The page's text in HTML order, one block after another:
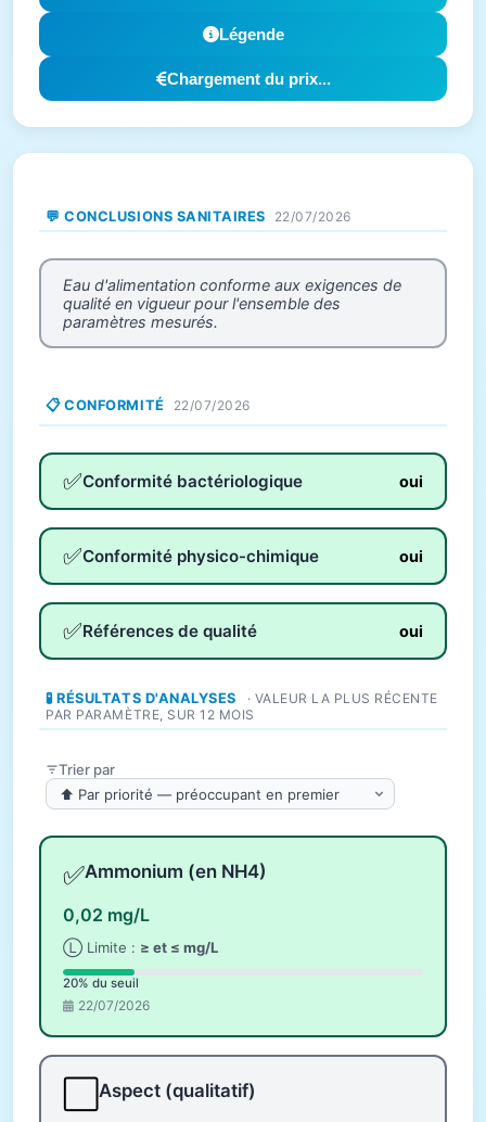
Légende
Chargement du prix...
💬 CONCLUSIONS SANITAIRES 22/07/2026
Eau d'alimentation conforme aux exigences de
qualité en vigueur pour l'ensemble des
paramètres mesurés.
📋 CONFORMITÉ 22/07/2026
✅Conformité bactériologique oui
✅Conformité physico-chimique oui
✅Références de qualité oui
🧪 RÉSULTATS D'ANALYSES
· VALEUR LA PLUS RÉCENTE
PAR PARAMÈTRE, SUR 12 MOIS
Trier par
✅Ammonium (en NH4)
0,02 mg/L
Ⓛ Limite : ≥ et ≤ mg/L
20% du seuil
22/07/2026
Aspect (qualitatif)